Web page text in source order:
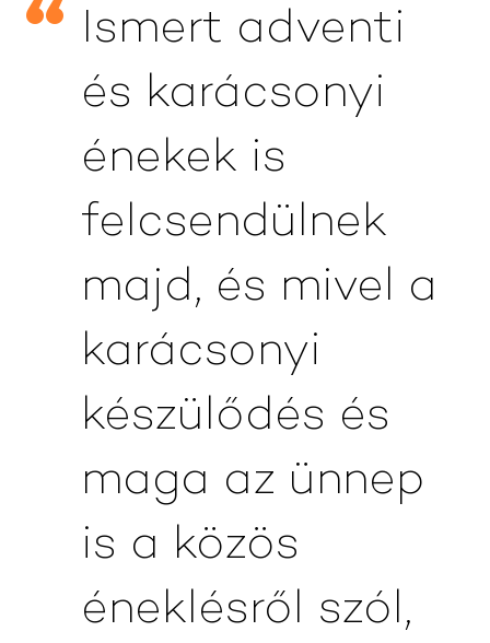
Ismert adventi
és karácsonyi
énekek is
felcsendülnek
majd, és mivel a
karácsonyi
készülődés és
maga az ünnep
is a közös
éneklésről szól,